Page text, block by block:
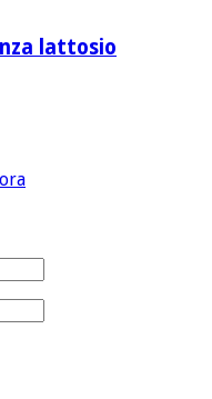
lattosio